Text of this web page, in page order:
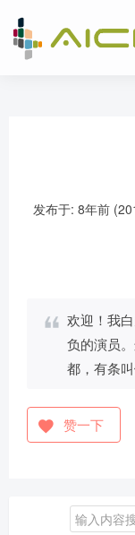
发布于: 8年前
欢迎！我
负的演员
都，有条叫
赞一下
搜